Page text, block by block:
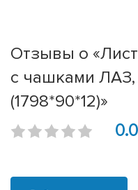
Отзывы о
с чашками
(1798*90*12)»
0.0